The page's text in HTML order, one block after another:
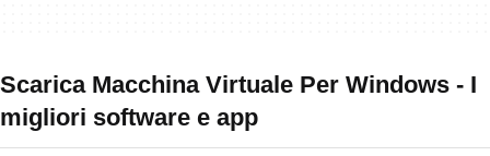
Scarica Macchina Virtuale Per Windows - I
migliori software e app